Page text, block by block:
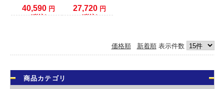
ださい。
運送業者の代金引換手数料改定に伴い、50万円以上の代金引換のご注文に関し
まして取り扱いを終了いたします。
複数の代金引換注文で合計額が50万円以上になる場合は、同日での発送ができ
ません。発送日をずらしますので納期が余分にかかります。
あらかじめご了承くださいますようお願いいたします。
40,590円
(税込)
27,720円
(税込)
価格順 新着順表示件数
商品カテゴリ